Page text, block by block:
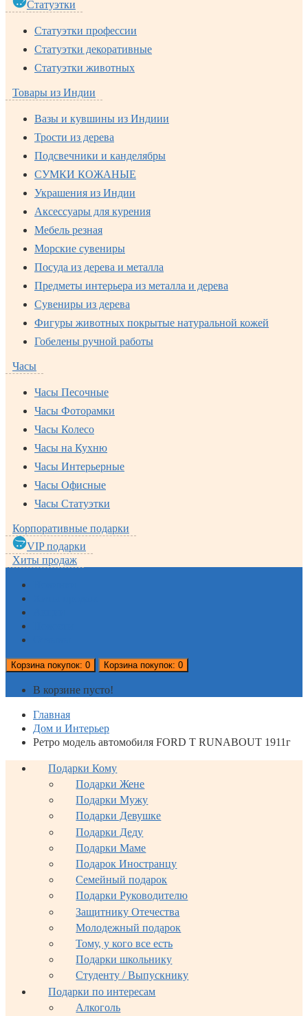
Статуэтки
Статуэтки профессии
Статуэтки декоративные
Статуэтки животных
Товары из Индии
Вазы и кувшины из Индиии
Трости из дерева
Подсвечники и канделябры
СУМКИ КОЖАНЫЕ
Украшения из Индии
Аксессуары для курения
Мебель резная
Морские сувениры
Посуда из дерева и металла
Предметы интерьера из металла и дерева
Сувениры из дерева
Фигуры животных покрытые натуральной кожей
Гобелены ручной работы
Часы
Часы Песочные
Часы Фоторамки
Часы Колесо
Часы на Кухню
Часы Интерьерные
Часы Офисные
Часы Статуэтки
Корпоративные подарки
VIP подарки
Хиты продаж
Корзинапокупок: 0 Корзинапокупок: 0
В корзине пусто!
Главная
Дом и Интерьер
Ретро модель автомобиля FORD T RUNABOUT 1911г
Подарки Кому
Подарки Жене
Подарки Мужу
Подарки Девушке
Подарки Деду
Подарки Маме
Подарок Иностранцу
Семейный подарок
Подарки Руководителю
Защитнику Отечества
Молодежный подарок
Тому, у кого все есть
Подарки школьнику
Студенту / Выпускнику
Подарки по интересам
Алкоголь